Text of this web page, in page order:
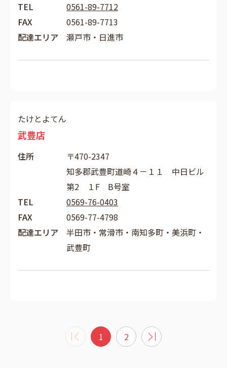
TEL
0561-89-7712
FAX
0561-89-7713
配達エリア
瀬戸市・日進市
たけとよてん
武豊店
住所
〒470-2347
知多郡武豊町道崎４－１１ 中日ビル
第2 １F B号室
TEL
0569-76-0403
FAX
0569-77-4798
配達エリア
半田市・常滑市・南知多町・美浜町・
武豊町
1 2